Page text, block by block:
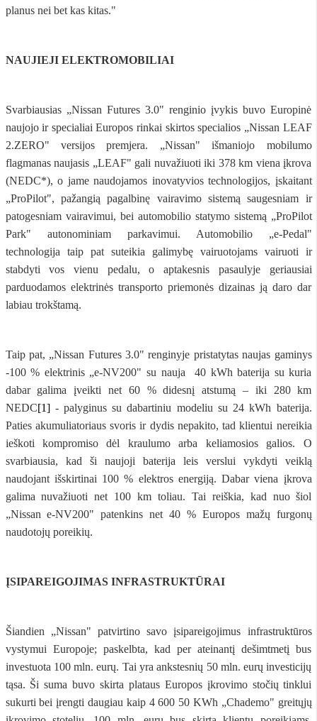
planus nei bet kas kitas."
NAUJIEJI ELEKTROMOBILIAI
Svarbiausias „Nissan Futures 3.0" renginio įvykis buvo Europinė
naujojo ir specialiai Europos rinkai skirtos specialios „Nissan LEAF
2.ZERO" versijos premjera. „Nissan" išmaniojo mobilumo
flagmanas naujasis „LEAF" gali nuvažiuoti iki 378 km viena įkrova
(NEDC*), o jame naudojamos inovatyvios technologijos, įskaitant
„ProPilot", pažangią pagalbinę vairavimo sistemą saugesniam ir
patogesniam vairavimui, bei automobilio statymo sistemą „ProPilot
Park" autonominiam parkavimui. Automobilio „e-Pedal"
technologija taip pat suteikia galimybę vairuotojams vairuoti ir
stabdyti vos vienu pedalu, o aptakesnis pasaulyje geriausiai
parduodamos elektrinės transporto priemonės dizainas ją daro dar
labiau trokštamą.
Taip pat, „Nissan Futures 3.0" renginyje pristatytas naujas gaminys
-100 % elektrinis „e-NV200" su nauja 40 kWh baterija su kuria
dabar galima įveikti net 60 % didesnį atstumą – iki 280 km
NEDC[1]- palyginus su dabartiniu modeliu su 24 kWh baterija.
Paties akumuliatoriaus svoris ir dydis nepakito, tad klientui nereikia
ieškoti kompromiso dėl kraulumo arba keliamosios galios. O
svarbiausia, kad ši naujoji baterija leis verslui vykdyti veiklą
naudojant išskirtinai 100 % elektros energiją. Dabar viena įkrova
galima nuvažiuoti net 100 km toliau. Tai reiškia, kad nuo šiol
„Nissan e-NV200" patenkins net 40 % Europos mažų furgonų
naudotojų poreikių.
ĮSIPAREIGOJIMAS INFRASTRUKTŪRAI
Šiandien „Nissan" patvirtino savo įsipareigojimus infrastruktūros
vystymui Europoje; paskelbta, kad per ateinantį dešimtmetį bus
investuota 100 mln. eurų. Tai yra ankstesnių 50 mln. eurų investicijų
tąsa. Ši suma buvo skirta plataus Europos įkrovimo stočių tinklui
sukurti bei įrengti daugiau kaip 4 600 50 KWh „Chademo" greitųjų